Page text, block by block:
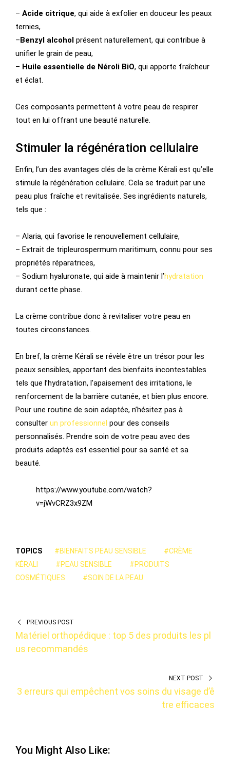
– Acide citrique, qui aide à exfolier en douceur les peaux
ternies,
–Benzyl alcohol présent naturellement, qui contribue à
unifier le grain de peau,
– Huile essentielle de Néroli BiO, qui apporte fraîcheur
et éclat.
Ces composants permettent à votre peau de respirer
tout en lui offrant une beauté naturelle.
Stimuler la régénération cellulaire
Enfin, l’un des avantages clés de la crème Kérali est qu’elle
stimule la régénération cellulaire. Cela se traduit par une
peau plus fraîche et revitalisée. Ses ingrédients naturels,
tels que :
– Alaria, qui favorise le renouvellement cellulaire,
– Extrait de tripleurospermum maritimum, connu pour ses
propriétés réparatrices,
– Sodium hyaluronate, qui aide à maintenir l’hydratation
durant cette phase.
La crème contribue donc à revitaliser votre peau en
toutes circonstances.
En bref, la crème Kérali se révèle être un trésor pour les
peaux sensibles, apportant des bienfaits incontestables
tels que l’hydratation, l’apaisement des irritations, le
renforcement de la barrière cutanée, et bien plus encore.
Pour une routine de soin adaptée, n’hésitez pas à
consulter un professionnel pour des conseils
personnalisés. Prendre soin de votre peau avec des
produits adaptés est essentiel pour sa santé et sa
beauté.
https://www.youtube.com/watch?
v=jWvCRZ3x9ZM
TOPICS #BIENFAITS PEAU SENSIBLE
#CRÈME
KÉRALI
#PEAU SENSIBLE
#PRODUITS
COSMÉTIQUES
#SOIN DE LA PEAU
PREVIOUS POST
Matériel orthopédique : top 5 des produits les pl
us recommandés
NEXT POST
3 erreurs qui empêchent vos soins du visage d’ê
tre efficaces
You Might Also Like: